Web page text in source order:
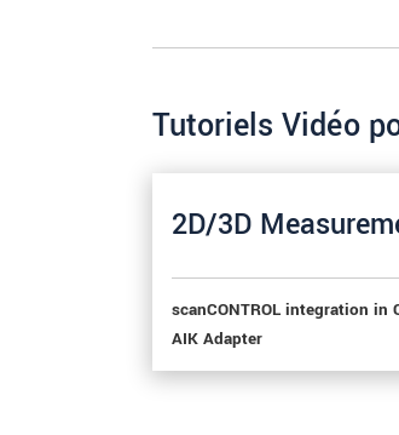
Tutoriels Vidéo
2D/3D
scanCONTROL integration in
AIK Adapter